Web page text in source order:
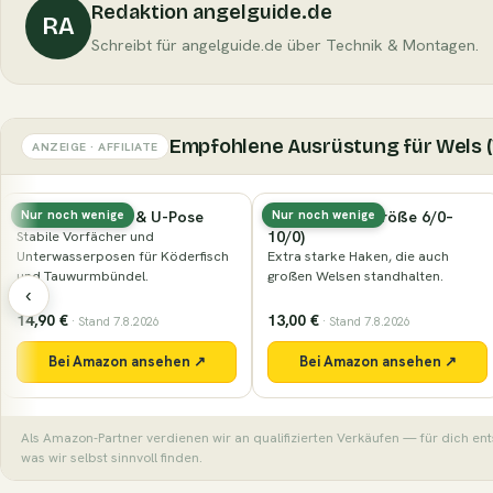
RA Redaktion angelguide.de
Schreibt für angelguide.de über Technik & Montagen.
ANZEIGE · AFFILIATE Empfohlene Ausrüstung für Wels
Nur noch wenige
Waller-Vorfach & U-Pose
Stabile Vorfächer und
Unterwasserposen für Köderfisch
und Tauwurmbündel.
14,90 € · Stand 7.8.2026
Bei Amazon ansehen ↗
Nur noch wenige
Wallerhaken (Größe 6/0–
10/0)
Extra starke Haken, die auch
großen Welsen standhalten.
13,00 € · Stand 7.8.2026
Bei Amazon ansehen ↗
‹
Als Amazon-Partner verdienen wir an qualifizierten Verkäufen — für dich
was wir selbst sinnvoll finden.